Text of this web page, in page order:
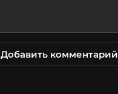
Добавить комментарий